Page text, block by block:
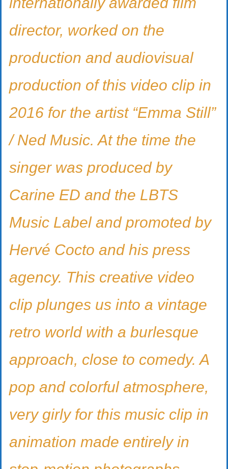
director, worked on the
production and audiovisual
production of this video clip in
2016 for the artist “Emma Still”
/ Ned Music. At the time the
singer was produced by
Carine ED and the LBTS
Music Label and promoted by
Hervé Cocto and his press
agency. This creative video
clip plunges us into a vintage
retro world with a burlesque
approach, close to comedy. A
pop and colorful atmosphere,
very girly for this music clip in
animation made entirely in